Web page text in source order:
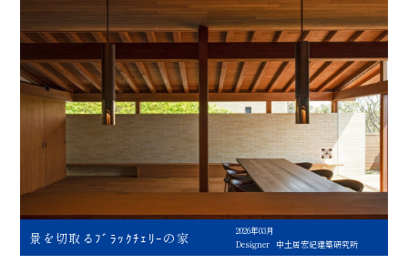
景を切取るﾌﾞﾗｯｸﾁｪﾘｰの家
2026年03月
Designer
中土居宏紀建築研究所